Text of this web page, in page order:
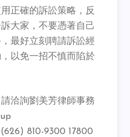
正確的訴訟策略，反
大家，不要憑著自己
最好立刻聘請訴訟經
以免一招不慎而陷於
洽詢劉美芳律師事務
(626) 810-9300 17800